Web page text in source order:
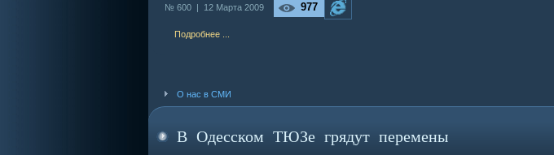
№ 600 | 12 Марта 2009 977
Подробнее ...
О нас в СМИ
В Одесском ТЮЗе грядут перемены